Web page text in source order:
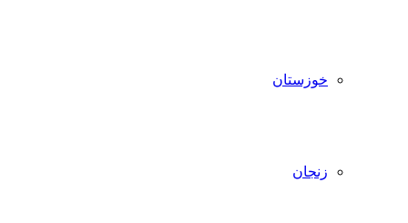
خوزستان
زنجان